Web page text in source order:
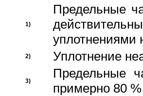
1)
Предельные
уплотнениями
2) Уплотнение
3)
Предельные
примерно 80